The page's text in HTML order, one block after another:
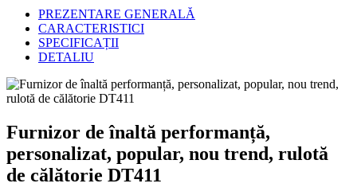
PREZENTARE GENERALĂ
CARACTERISTICI
SPECIFICAȚII
DETALIU
Furnizor de înaltă performanță,
personalizat, popular, nou trend, rulotă
de călătorie DT411